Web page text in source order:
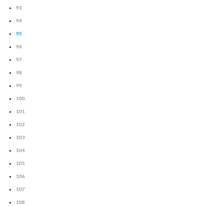
93
94
95
96
97
98
99
100
101
102
103
104
105
106
107
108